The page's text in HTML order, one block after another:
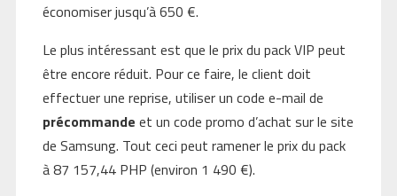
économiser jusqu’à 650 €.
Le plus intéressant est que le prix du pack VIP peut
être encore réduit. Pour ce faire, le client doit
effectuer une reprise, utiliser un code e-mail de
précommande et un code promo d’achat sur le site
de Samsung. Tout ceci peut ramener le prix du pack
à 87 157,44 PHP (environ 1 490 €).